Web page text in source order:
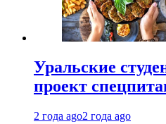
Уральские
проект
2 года ago2 года ago